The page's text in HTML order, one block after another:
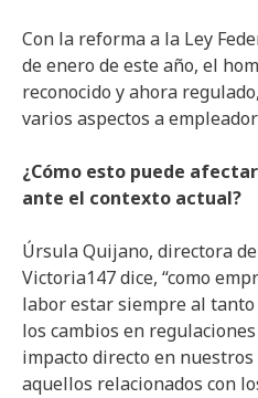
Con la reforma a la Ley
de enero de este año, el
reconocido y ahora
varios aspectos a
¿Cómo esto puede
ante el contexto actual?
Úrsula Quijano, directora
Victoria147 dice, “como
labor estar siempre al
los cambios en
impacto directo en
aquellos relacionados con